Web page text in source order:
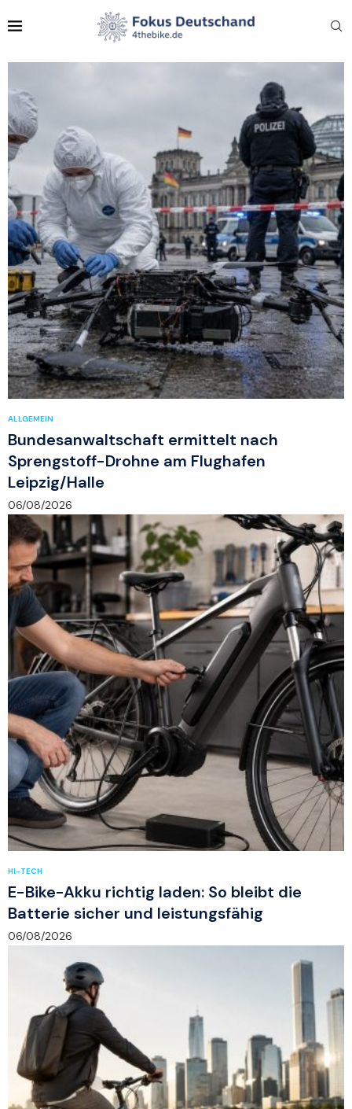
ALLGEMEIN
Bundesanwaltschaft ermittelt nach
Sprengstoff-Drohne am Flughafen
Leipzig/Halle
06/08/2026
HI-TECH
E-Bike-Akku richtig laden: So bleibt die
Batterie sicher und leistungsfähig
06/08/2026